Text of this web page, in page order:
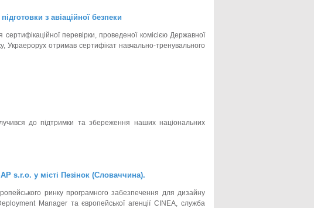
з авіаційної безпеки
перевірки, проведеної комісією Державної
Украерорух отримав сертифікат навчально-тренувального
до підтримки та збереження наших національних
s.r.o. у місті Пезінок (Словаччина).
ринку програмного забезпечення для дизайну
Manager та європейської агенції CINEA, служба